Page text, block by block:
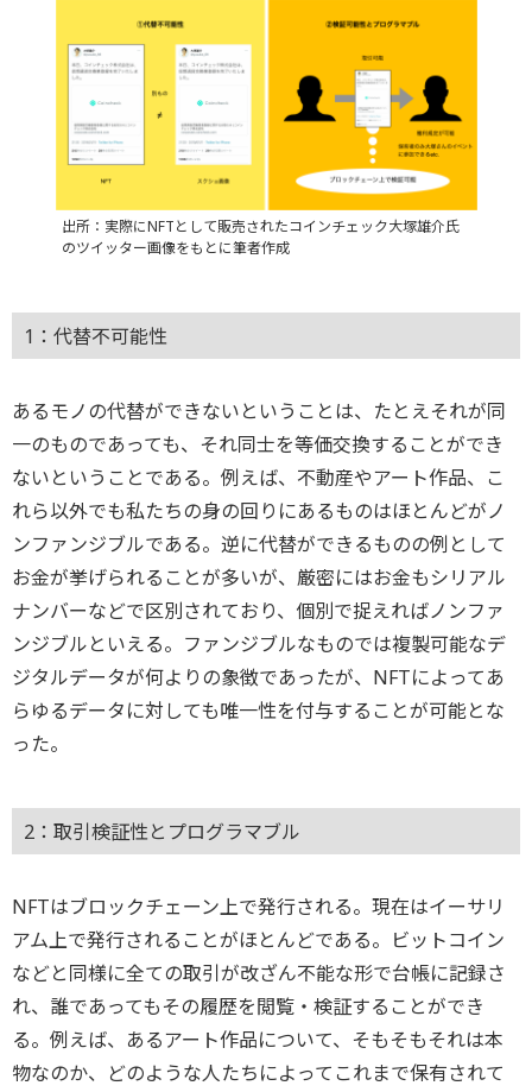
出所：実際にNFTとして販売されたコインチェック大塚雄介氏
のツイッター画像をもとに筆者作成
1：代替不可能性
あるモノの代替ができないということは、たとえそれが同
一のものであっても、それ同士を等価交換することができ
ないということである。例えば、不動産やアート作品、こ
れら以外でも私たちの身の回りにあるものはほとんどがノ
ンファンジブルである。逆に代替ができるものの例として
お金が挙げられることが多いが、厳密にはお金もシリアル
ナンバーなどで区別されており、個別で捉えればノンファ
ンジブルといえる。ファンジブルなものでは複製可能なデ
ジタルデータが何よりの象徴であったが、NFTによってあ
らゆるデータに対しても唯一性を付与することが可能とな
った。
2：取引検証性とプログラマブル
NFTはブロックチェーン上で発行される。現在はイーサリ
アム上で発行されることがほとんどである。ビットコイン
などと同様に全ての取引が改ざん不能な形で台帳に記録さ
れ、誰であってもその履歴を閲覧・検証することができ
る。例えば、あるアート作品について、そもそもそれは本
物なのか、どのような人たちによってこれまで保有されて